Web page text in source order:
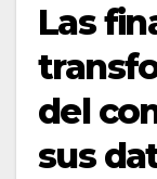
Las
del
sus